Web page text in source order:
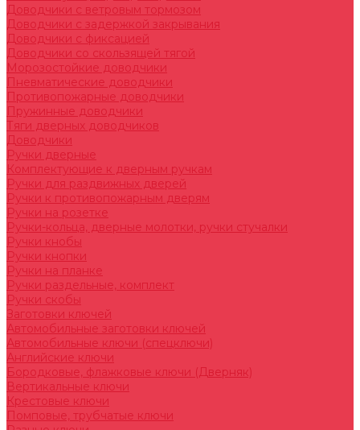
Доводчики с ветровым тормозом
Доводчики с задержкой закрывания
Доводчики с фиксацией
Доводчики со скользящей тягой
Морозостойкие доводчики
Пневматические доводчики
Противопожарные доводчики
Пружинные доводчики
Тяги дверных доводчиков
Доводчики
Ручки дверные
Комплектующие к дверным ручкам
Ручки для раздвижных дверей
Ручки к противопожарным дверям
Ручки на розетке
Ручки-кольца, дверные молотки, ручки стучалки
Ручки кнобы
Ручки кнопки
Ручки на планке
Ручки раздельные, комплект
Ручки скобы
Заготовки ключей
Автомобильные заготовки ключей
Автомобильные ключи (спецключи)
Английские ключи
Бородковые, флажковые ключи (Дверняк)
Вертикальные ключи
Крестовые ключи
Помповые, трубчатые ключи